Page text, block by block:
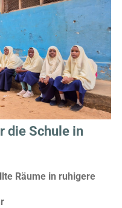
die Schule in
Räume in ruhigere